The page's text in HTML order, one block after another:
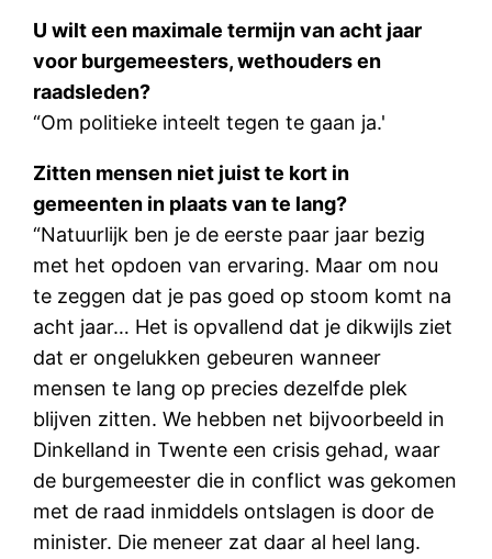
U wilt een maximale termijn van acht jaar
voor burgemeesters, wethouders en
raadsleden?
“Om politieke inteelt tegen te gaan ja.'
Zitten mensen niet juist te kort in
gemeenten in plaats van te lang?
“Natuurlijk ben je de eerste paar jaar bezig
met het opdoen van ervaring. Maar om nou
te zeggen dat je pas goed op stoom komt na
acht jaar… Het is opvallend dat je dikwijls ziet
dat er ongelukken gebeuren wanneer
mensen te lang op precies dezelfde plek
blijven zitten. We hebben net bijvoorbeeld in
Dinkelland in Twente een crisis gehad, waar
de burgemeester die in conflict was gekomen
met de raad inmiddels ontslagen is door de
minister. Die meneer zat daar al heel lang.